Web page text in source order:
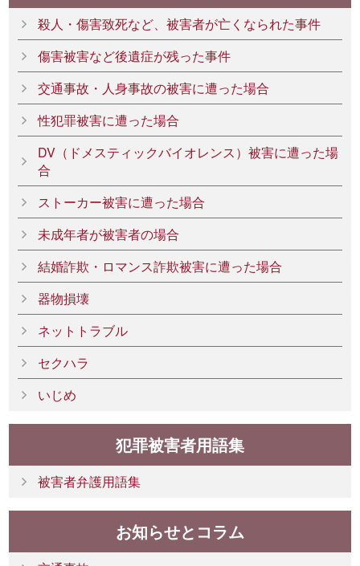
殺人・傷害致死など、被害者が亡くなられた事件
傷害被害など後遺症が残った事件
交通事故・人身事故の被害に遭った場合
性犯罪被害に遭った場合
DV（ドメスティックバイオレンス）被害に遭った場
合
ストーカー被害に遭った場合
未成年者が被害者の場合
結婚詐欺・ロマンス詐欺被害に遭った場合
器物損壊
ネットトラブル
セクハラ
いじめ
犯罪被害者用語集
被害者弁護用語集
お知らせとコラム